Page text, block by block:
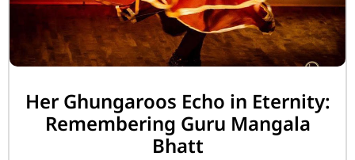
Her Ghungaroos Echo in Eternity:
Remembering Guru Mangala
Bhatt